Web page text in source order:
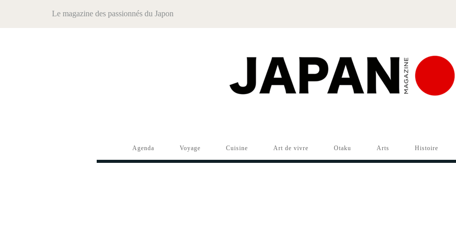
Le magazine des passionnés du Japon
Agenda Voyage Cuisine Art de vivre Otaku Arts Histoire